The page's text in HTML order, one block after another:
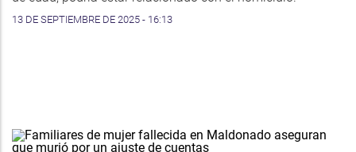
13 DE SEPTIEMBRE DE 2025 - 16:13